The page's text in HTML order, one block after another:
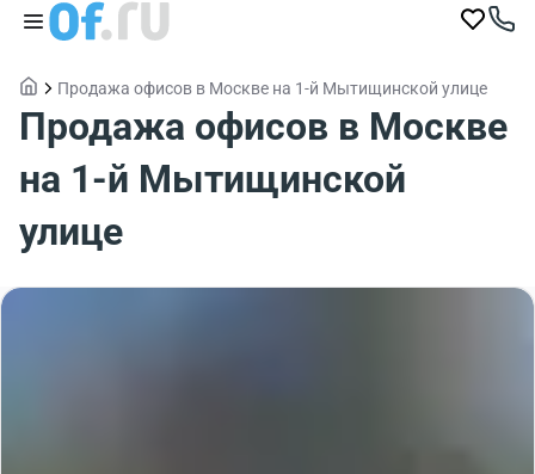
Продажа офисов в Москве на 1-й Мытищинской улице
Продажа офисов в Москве
на 1-й Мытищинской
улице